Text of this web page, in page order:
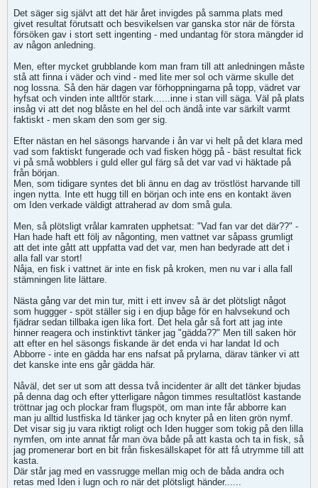
Det säger sig självt att det här året invigdes på samma plats med
givet resultat förutsatt och besvikelsen var ganska stor när de första
försöken gav i stort sett ingenting - med undantag för stora mängder id
av någon anledning.
Men, efter mycket grubblande kom man fram till att anledningen måste
stå att finna i väder och vind - med lite mer sol och värme skulle det
nog lossna. Så den här dagen var förhoppningarna på topp, vädret var
hyfsat och vinden inte alltför stark......inne i stan vill säga. Väl på plats
insåg vi att det nog blåste en hel del och ändå inte var särkilt varmt
faktiskt - men skam den som ger sig.
Efter nästan en hel säsongs harvande i ån var vi helt på det klara med
vad som faktiskt fungerade och vad fisken högg på - bäst resultat fick
vi på små wobblers i guld eller gul färg så det var vad vi häktade på
från början.
Men, som tidigare syntes det bli ännu en dag av tröstlöst harvande till
ingen nytta. Inte ett hugg till en början och inte ens en kontakt även
om Iden verkade väldigt attraherad av dom små gula.
Men, så plötsligt vrålar kamraten upphetsat: "Vad fan var det där??" -
Han hade haft ett följ av någonting, men vattnet var såpass grumligt
att det inte gått att uppfatta vad det var, men han bedyrade att det i
alla fall var stort!
Nåja, en fisk i vattnet är inte en fisk på kroken, men nu var i alla fall
stämningen lite lättare.
Nästa gång var det min tur, mitt i ett invev så är det plötsligt något
som huggger - spöt ställer sig i en djup båge för en halvsekund och
fjädrar sedan tillbaka igen lika fort. Det hela går så fort att jag inte
hinner reagera och instinktivt tänker jag "gädda??" Men till saken hör
att efter en hel säsongs fiskande är det enda vi har landat Id och
Abborre - inte en gädda har ens nafsat på prylarna, därav tänker vi att
det kanske inte ens går gädda här.
Nåväl, det ser ut som att dessa två incidenter är allt det tänker bjudas
på denna dag och efter ytterligare någon timmes resultatlöst kastande
tröttnar jag och plockar fram flugspöt, om man inte får abborre kan
man ju alltid lustfiska Id tänker jag och knyter på en liten grön nymf.
Det visar sig ju vara riktigt roligt och Iden hugger som tokig på den lilla
nymfen, om inte annat får man öva både på att kasta och ta in fisk, så
jag promenerar bort en bit från fiskesällskapet för att få utrymme till att
kasta.
Där står jag med en vassrugge mellan mig och de båda andra och
retas med Iden i lugn och ro när det plötsligt händer......